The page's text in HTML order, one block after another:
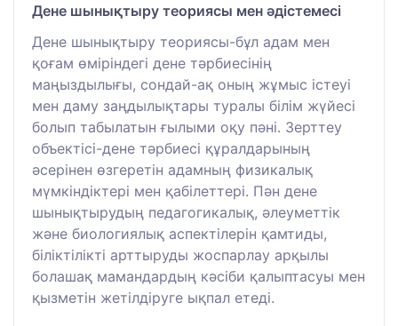
Дене шынықтыру теориясы мен әдістемесі
Дене шынықтыру теориясы-бұл адам мен
қоғам өміріндегі дене тәрбиесінің
маңыздылығы, сондай-ақ оның жұмыс істеуі
мен даму заңдылықтары туралы білім жүйесі
болып табылатын ғылыми оқу пәні. Зерттеу
объектісі-дене тәрбиесі құралдарының
әсерінен өзгеретін адамның физикалық
мүмкіндіктері мен қабілеттері. Пән дене
шынықтырудың педагогикалық, әлеуметтік
және биологиялық аспектілерін қамтиды,
біліктілікті арттыруды жоспарлау арқылы
болашақ мамандардың кәсіби қалыптасуы мен
қызметін жетілдіруге ықпал етеді.